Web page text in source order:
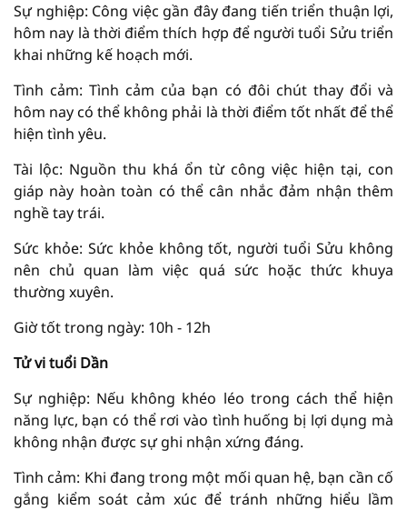
Sự nghiệp: Công việc gần đây đang tiến triển thuận lợi,
hôm nay là thời điểm thích hợp để người tuổi Sửu triển
khai những kế hoạch mới.
Tình cảm: Tình cảm của bạn có đôi chút thay đổi và
hôm nay có thể không phải là thời điểm tốt nhất để thể
hiện tình yêu.
Tài lộc: Nguồn thu khá ổn từ công việc hiện tại, con
giáp này hoàn toàn có thể cân nhắc đảm nhận thêm
nghề tay trái.
Sức khỏe: Sức khỏe không tốt, người tuổi Sửu không
nên chủ quan làm việc quá sức hoặc thức khuya
thường xuyên.
Giờ tốt trong ngày: 10h - 12h
Tử vi tuổi Dần
Sự nghiệp: Nếu không khéo léo trong cách thể hiện
năng lực, bạn có thể rơi vào tình huống bị lợi dụng mà
không nhận được sự ghi nhận xứng đáng.
Tình cảm: Khi đang trong một mối quan hệ, bạn cần cố
gắng kiểm soát cảm xúc để tránh những hiểu lầm